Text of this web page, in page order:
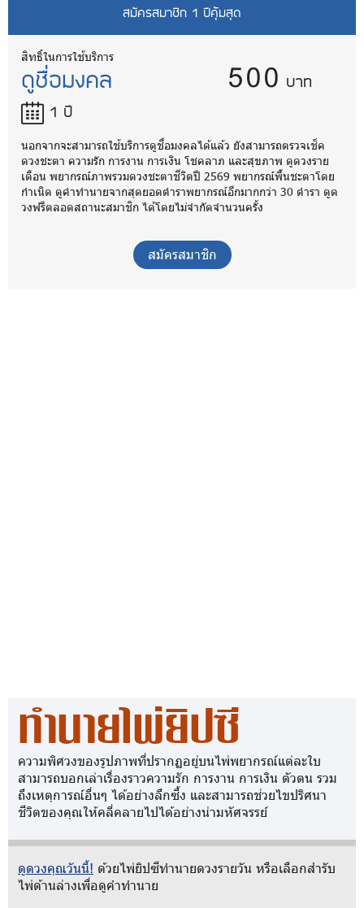
สมัครสมาชิก 1 ปีคุ้มสุด
สิทธิ์ในการใช้บริการ
ดูชื่อมงคล
1 ปี
500 บาท
นอกจากจะสามารถใช้บริการดูชื่อมงคลได้แล้ว ยังสามารถตรวจเช็ค
ดวงชะตา ความรัก การงาน การเงิน โชคลาภ และสุขภาพ ดูดวงราย
เดือน พยากรณ์ภาพรวมดวงชะตาชีวิตปี 2569 พยากรณ์พื้นชะตาโดย
กำเนิด ดูคำทำนายจากสุดยอดตำราพยากรณ์อีกมากกว่า 30 ตำรา ดูด
วงฟรีตลอดสถานะสมาชิก ได้โดยไม่จำกัดจำนวนครั้ง
สมัครสมาชิก
ทำนายไพ่ยิปซี
ความพิศวงของรูปภาพที่ปรากฏอยู่บนไพ่พยากรณ์แต่ละใบ
สามารถบอกเล่าเรื่องราวความรัก การงาน การเงิน ตัวตน รวม
ถึงเหตุการณ์อื่นๆ ได้อย่างลึกซึ้ง และสามารถช่วยไขปริศนา
ชีวิตของคุณให้คลี่คลายไปได้อย่างน่ามหัศจรรย์
ดูดวงคุณวันนี้! ด้วยไพ่ยิปซีทำนายดวงรายวัน หรือเลือกสำรับ
ไพ่ด้านล่างเพื่อดูคำทำนาย